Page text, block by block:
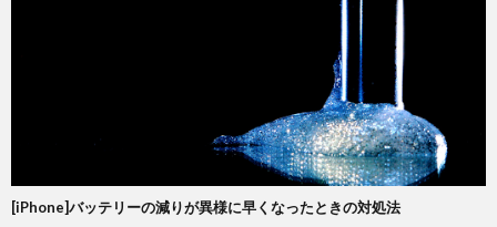
[iPhone]バッテリーの減りが異様に早くなったときの対処法